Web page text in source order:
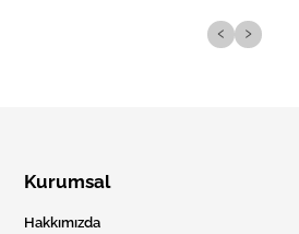
‹ ›
Kurumsal
Hakkımızda